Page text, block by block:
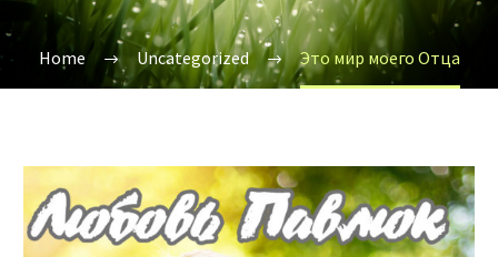
Home Uncategorized Это мир моего Отца